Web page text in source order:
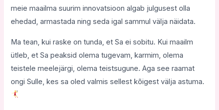
meie maailma suurim innovatsioon algab julgusest olla
ehedad, armastada ning seda igal sammul välja näidata.
Ma tean, kui raske on tunda, et Sa ei sobitu. Kui maailm
ütleb, et Sa peaksid olema tugevam, karmim, olema
teistele meelejärgi, olema teistsugune. Aga see raamat
ongi Sulle, kes sa oled valmis sellest kõigest välja astuma.